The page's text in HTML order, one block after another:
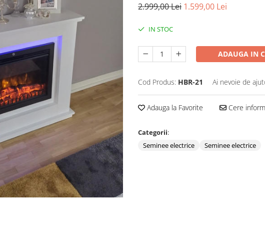
2.999,00 Lei 1.599,00 Lei
IN STOC
ADAUGA IN
Cod Produs: HBR-21 Ai nevoie de
Adauga la Favorite Cere
Categorii:
Seminee electrice
Seminee electrice